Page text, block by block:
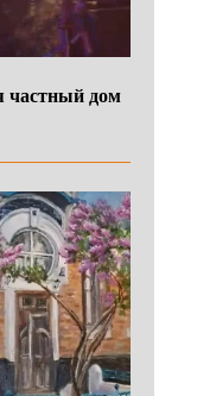
частный дом